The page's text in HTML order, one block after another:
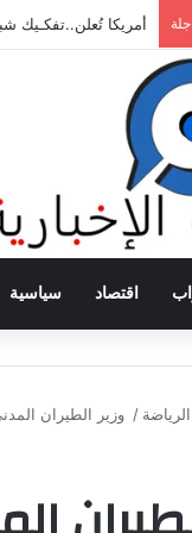
أمريكا تُعلن..تفكـيك
اقتصاد سياسية
/ وزير الطيران